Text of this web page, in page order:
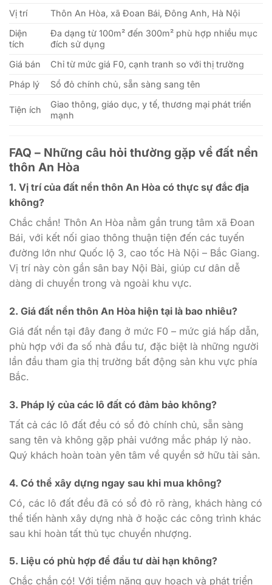
Vị trí
Thôn An Hòa, xã Đoan Bái, Đông Anh, Hà Nội
Diện
tích
Đa dạng từ 100m² đến 300m² phù hợp nhiều mục
đích sử dụng
Giá bán
Chỉ từ mức giá F0, cạnh tranh so với thị trường
Pháp lý
Sổ đỏ chính chủ, sẵn sàng sang tên
Tiện ích
Giao thông, giáo dục, y tế, thương mại phát triển
mạnh
FAQ – Những câu hỏi thường gặp về đất nền
thôn An Hòa
1. Vị trí của đất nền thôn An Hòa có thực sự đắc địa
không?
Chắc chắn! Thôn An Hòa nằm gần trung tâm xã Đoan
Bái, với kết nối giao thông thuận tiện đến các tuyến
đường lớn như Quốc lộ 3, cao tốc Hà Nội – Bắc Giang.
Vị trí này còn gần sân bay Nội Bài, giúp cư dân dễ
dàng di chuyển trong và ngoài khu vực.
2. Giá đất nền thôn An Hòa hiện tại là bao nhiêu?
Giá đất nền tại đây đang ở mức F0 – mức giá hấp dẫn,
phù hợp với đa số nhà đầu tư, đặc biệt là những người
lần đầu tham gia thị trường bất động sản khu vực phía
Bắc.
3. Pháp lý của các lô đất có đảm bảo không?
Tất cả các lô đất đều có sổ đỏ chính chủ, sẵn sàng
sang tên và không gặp phải vướng mắc pháp lý nào.
Quý khách hoàn toàn yên tâm về quyền sở hữu tài sản.
4. Có thể xây dựng ngay sau khi mua không?
Có, các lô đất đều đã có sổ đỏ rõ ràng, khách hàng có
thể tiến hành xây dựng nhà ở hoặc các công trình khác
sau khi hoàn tất thủ tục chuyển nhượng.
5. Liệu có phù hợp để đầu tư dài hạn không?
Chắc chắn có! Với tiềm năng quy hoạch và phát triển